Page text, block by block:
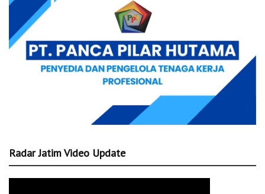
Radar Jatim Video Update